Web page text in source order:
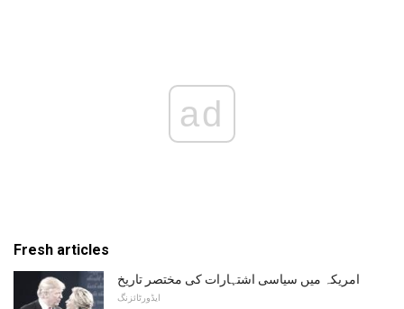
ad
Fresh articles
امریکہ میں سیاسی اشتہارات کی مختصر تاریخ
ایڈورٹائزنگ